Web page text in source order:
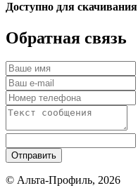
Доступно для скачивания
Обратная связь
Отправить
© Альта-Профиль, 2026